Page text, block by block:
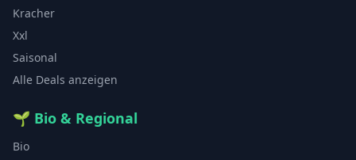
Kracher
Xxl
Saisonal
Alle Deals anzeigen
🌱 Bio & Regional
Bio